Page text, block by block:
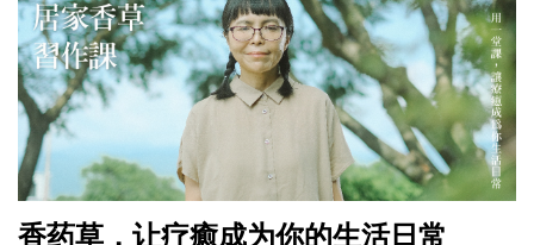
香药草，让疗癒成为你的生活日常